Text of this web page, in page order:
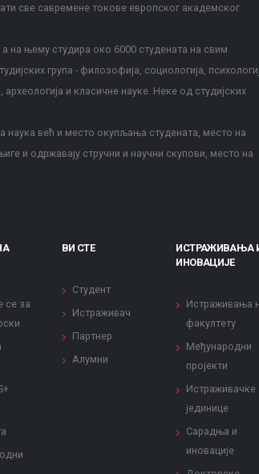
све савремене токове европског академског
на њему студира око 6000 студената на свим
група - филозофија, социологија,
археологија и класичне науке. Неке од студијских
наука већ и место окупљања студената, место на
и одржавају стручни и научни скупови, место на
се за
ВИ СТЕ
Студент
Истраживач
Партнер
Алумни
ИСТРАЖИВАЊА
ИНОВАЦИЈЕ
Истраживања
факултету
Међународни
пројекти
Истраживачке
јединице
Сарадња и
иновације